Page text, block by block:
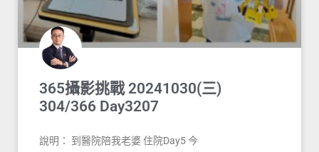
365攝影挑戰 20241030(三)
304/366 Day3207
說明： 到醫院陪我老婆 住院Day5 今